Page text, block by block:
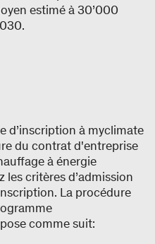
estimé à 30’000
d’inscription à myclimate
du contrat d'entreprise
à énergie
les critères d’admission
La procédure
comme suit: